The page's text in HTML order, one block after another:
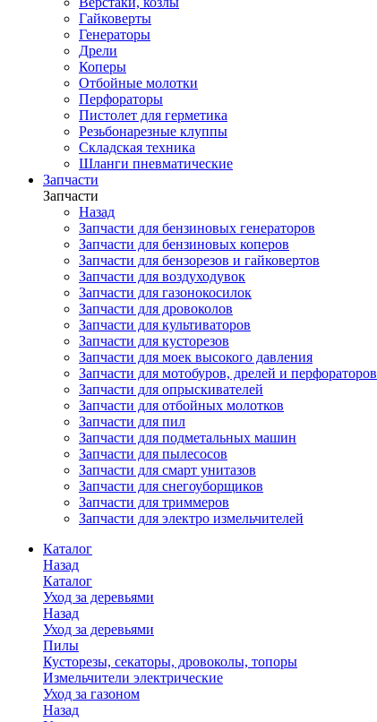
Гайковерты
Генераторы
Дрели
Коперы
Отбойные молотки
Перфораторы
Пистолет для герметика
Резьбонарезные клуппы
Складская техника
Шланги пневматические
Запчасти
Запчасти
Назад
Запчасти для бензиновых генераторов
Запчасти для бензиновых коперов
Запчасти для бензорезов и гайковертов
Запчасти для воздуходувок
Запчасти для газонокосилок
Запчасти для дровоколов
Запчасти для культиваторов
Запчасти для кусторезов
Запчасти для моек высокого давления
Запчасти для мотобуров, дрелей и перфораторов
Запчасти для опрыскивателей
Запчасти для отбойных молотков
Запчасти для пил
Запчасти для подметальных машин
Запчасти для пылесосов
Запчасти для смарт унитазов
Запчасти для снегоуборщиков
Запчасти для триммеров
Запчасти для электро измельчителей
Каталог
Назад
Каталог
Уход за деревьями
Назад
Уход за деревьями
Пилы
Кусторезы, секаторы, дровоколы, топоры
Измельчители электрические
Уход за газоном
Назад